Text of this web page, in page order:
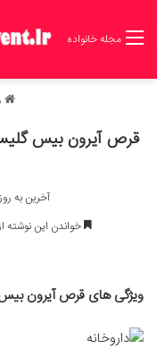
مجله خانواده
قرص آیرون بیس
آخرین به روز
خواندن این نوشته از مجله
ویژگی های قرص آیرون